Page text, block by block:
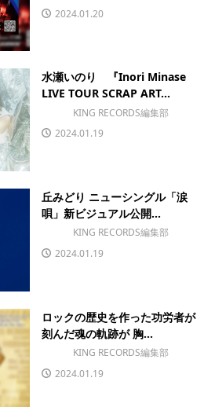
2024.01.20
水瀬いのり 『Inori Minase
LIVE TOUR SCRAP ART...
KING RECORDS編集部
2024.01.19
丘みどり ニューシングル「涙
唄」新ビジュアル公開...
KING RECORDS編集部
2024.01.19
ロックの歴史を作った功労者が
刻んだ魂の軌跡が 胸...
KING RECORDS編集部
2024.01.19